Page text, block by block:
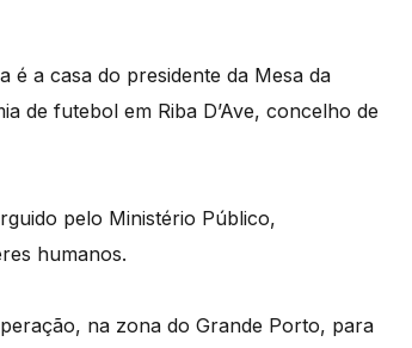
é a casa do presidente da Mesa da
de futebol em Riba D’Ave, concelho de
pelo Ministério Público,
humanos.
na zona do Grande Porto, para